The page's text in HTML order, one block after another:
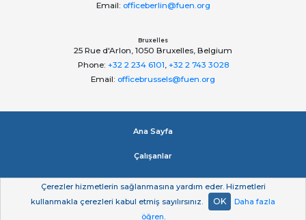
Email: officeberlin@fuen.org
Bruxelles
25 Rue d'Arlon, 1050 Bruxelles, Belgium
Phone: +32 2 234 6101, +32 2 743 3028
Email: officebrussels@fuen.org
Ana Sayfa
Çalışanlar
Impressum
Gizlilik beyan
Çerezler hizmetlerin sağlanmasına yardım eder. Hizmetleri
kullanmakla çerezleri kabul etmiş sayılırsınız.
OK
Daha fazla
öğren.